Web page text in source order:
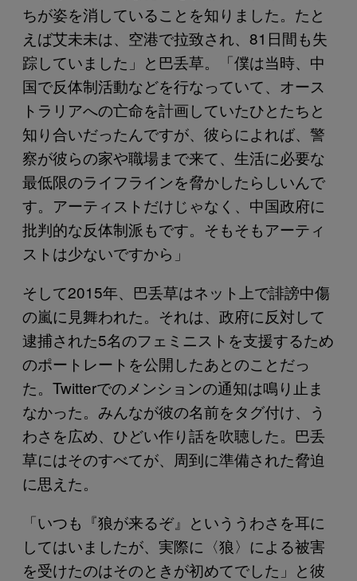
ちが姿を消していることを知りました。たと
えば艾未未は、空港で拉致され、81日間も失
踪していました」と巴丢草。「僕は当時、中
国で反体制活動などを行なっていて、オース
トラリアへの亡命を計画していたひとたちと
知り合いだったんですが、彼らによれば、警
察が彼らの家や職場まで来て、生活に必要な
最低限のライフラインを脅かしたらしいんで
す。アーティストだけじゃなく、中国政府に
批判的な反体制派もです。そもそもアーティ
ストは少ないですから」
そして2015年、巴丢草はネット上で誹謗中傷
の嵐に見舞われた。それは、政府に反対して
逮捕された5名のフェミニストを支援するため
のポートレートを公開したあとのことだっ
た。Twitterでのメンションの通知は鳴り止ま
なかった。みんなが彼の名前をタグ付け、う
わさを広め、ひどい作り話を吹聴した。巴丢
草にはそのすべてが、周到に準備された脅迫
に思えた。
「いつも『狼が来るぞ』といううわさを耳に
してはいましたが、実際に〈狼〉による被害
を受けたのはそのときが初めてでした」と彼